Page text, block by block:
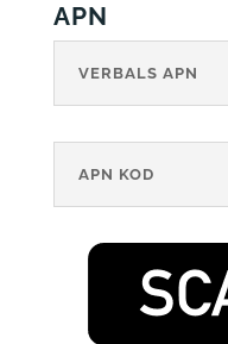
APN
VERBALS APN
APN KOD